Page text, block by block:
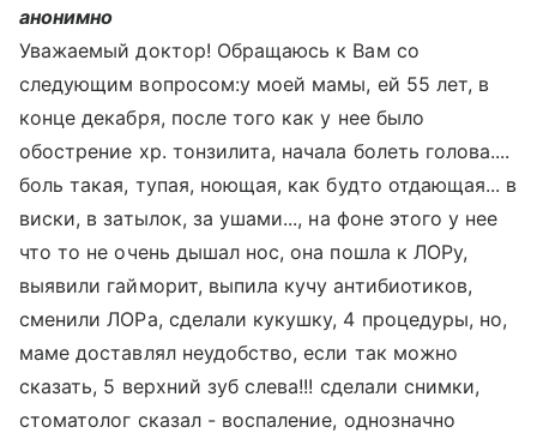
анонимно
Уважаемый доктор! Обращаюсь к Вам со
следующим вопросом:у моей мамы, ей 55 лет, в
конце декабря, после того как у нее было
обострение хр. тонзилита, начала болеть голова....
боль такая, тупая, ноющая, как будто отдающая... в
виски, в затылок, за ушами..., на фоне этого у нее
что то не очень дышал нос, она пошла к ЛОРу,
выявили гайморит, выпила кучу антибиотиков,
сменили ЛОРа, сделали кукушку, 4 процедуры, но,
маме доставлял неудобство, если так можно
сказать, 5 верхний зуб слева!!! сделали снимки,
стоматолог сказал - воспаление, однозначно